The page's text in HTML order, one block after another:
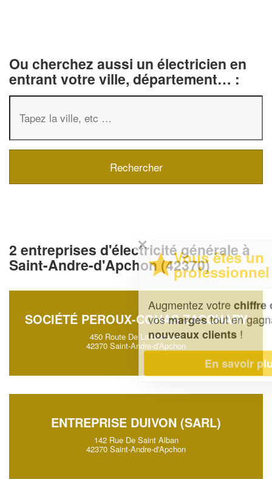
Ou cherchez aussi un électricien en
entrant votre ville, département… :
2 entreprises d'électricité générale à
Saint-Andre-d'Apchon (42370)
SOCIÉTÉ PEROUX-COHAS ZACCHARY
450 Route De La Bernarde
42370 Saint-Andre-d'Apchon
ENTREPRISE DUIVON (SARL)
142 Rue De Saint Alban
42370 Saint-Andre-d'Apchon
✕
Vous êtes un
professionnel ?
Augmentez votrechiffre d'affaireset
vosmargestout en gagnant de
nouveaux clients!
En savoir plus